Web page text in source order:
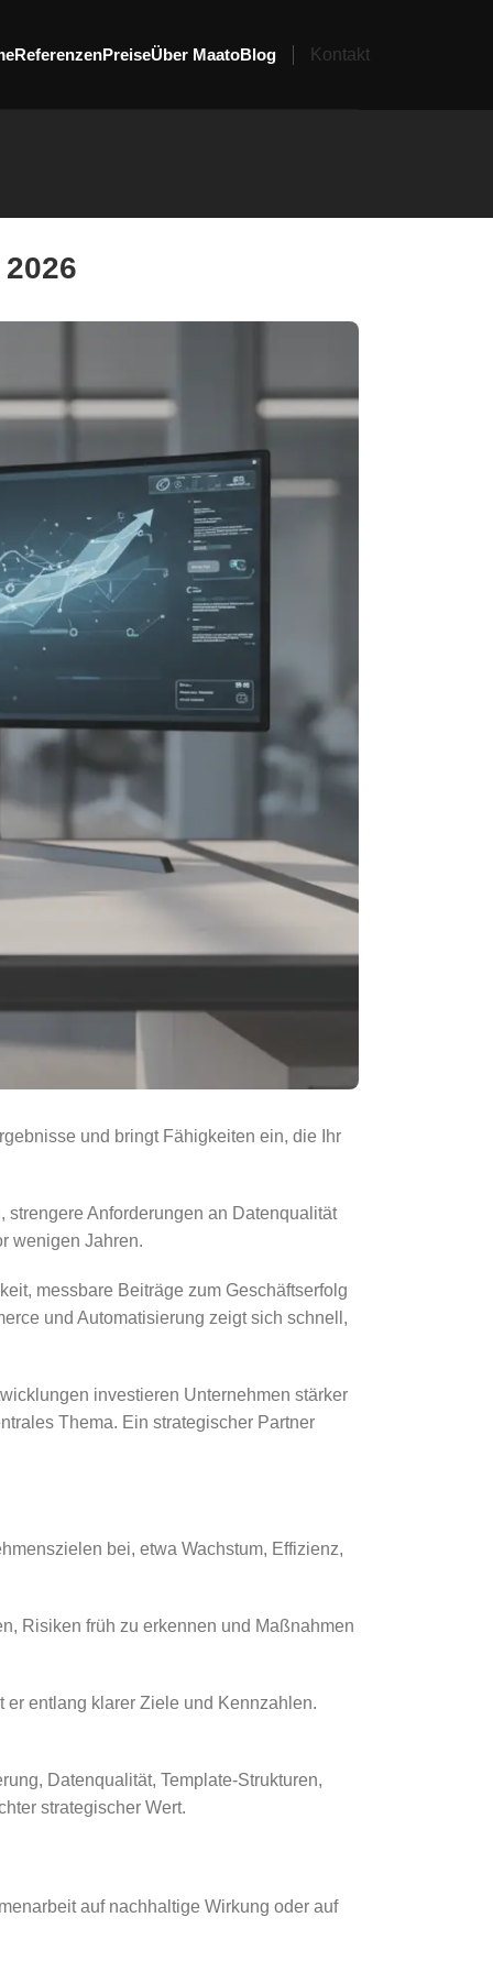
ReferenzenPreiseÜber MaatoBlog Kontakt
und bringt Fähigkeiten ein, die Ihr
Anforderungen an Datenqualität
wenigen Jahren.
messbare Beiträge zum Geschäftserfolg
und Automatisierung zeigt sich schnell,
investieren Unternehmen stärker
Thema. Ein strategischer Partner
bei, etwa Wachstum, Effizienz,
Risiken früh zu erkennen und Maßnahmen
er entlang klarer Ziele und Kennzahlen.
Datenqualität, Template-Strukturen,
strategischer Wert.
auf nachhaltige Wirkung oder auf